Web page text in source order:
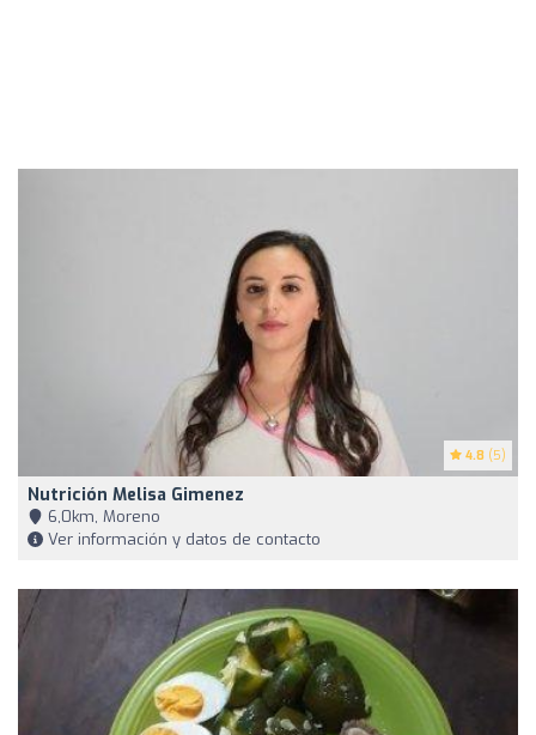
4.8 (5)
Nutrición Melisa Gimenez
6,0km, Moreno
Ver información y datos de contacto